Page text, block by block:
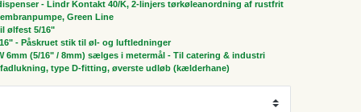
- Lindr Kontakt 40/K, 2-linjers tørkøleanordning af rustfrit
Green Line
ølfest 5/16"
- Påskruet stik til øl- og luftledninger
6mm (5/16" / 8mm) sælges i metermål - Til catering & industri
type D-fitting, øverste udløb (kælderhane)